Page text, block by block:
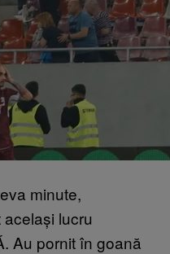
minute,
lucru
Au pornit în goană